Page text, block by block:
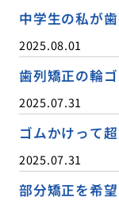
中学生の私が
2025.08.01
歯列矯正の輪
2025.07.31
ゴムかけって
2025.07.31
部分矯正を希